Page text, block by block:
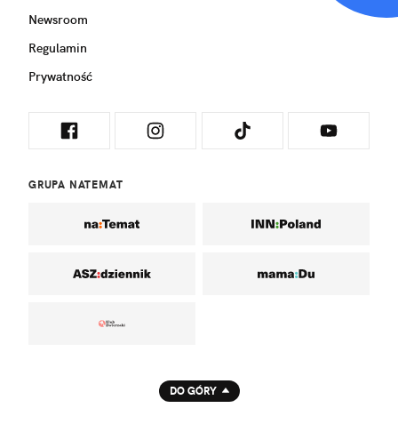
Newsroom
Regulamin
Prywatność
GRUPA NATEMAT
DO GÓRY